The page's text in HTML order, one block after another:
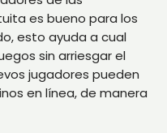
es bueno para los
esto ayuda a cual
sin arriesgar el
jugadores pueden
en línea, de manera